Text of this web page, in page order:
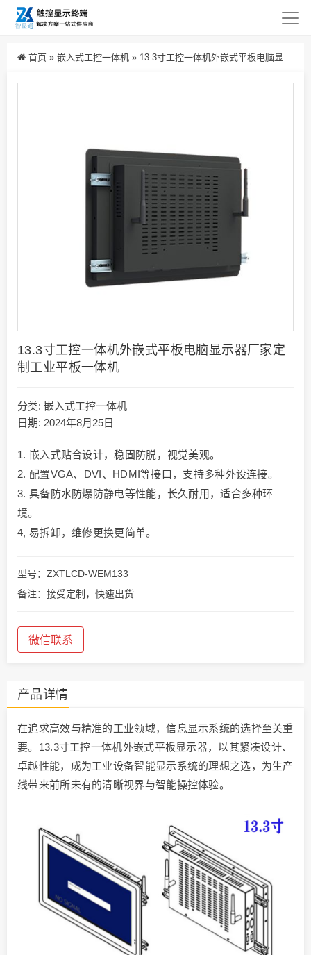
首页 » 嵌入式工控一体机 » 13.3寸工控一体机外嵌式平板电脑显示器厂家定制工业平板一体机
13.3寸工控一体机外嵌式平板电脑显示器厂家定
制工业平板一体机
分类: 嵌入式工控一体机
日期: 2024年8月25日
1. 嵌入式贴合设计，稳固防脱，视觉美观。
2. 配置VGA、DVI、HDMI等接口，支持多种外设连接。
3. 具备防水防爆防静电等性能，长久耐用，适合多种环
境。
4, 易拆卸，维修更换更简单。
型号：ZXTLCD-WEM133
备注：接受定制，快速出货
微信联系
产品详情
在追求高效与精准的工业领域，信息显示系统的选择至关重
要。13.3寸工控一体机外嵌式平板显示器，以其紧凑设计、
卓越性能，成为工业设备智能显示系统的理想之选，为生产
线带来前所未有的清晰视界与智能操控体验。